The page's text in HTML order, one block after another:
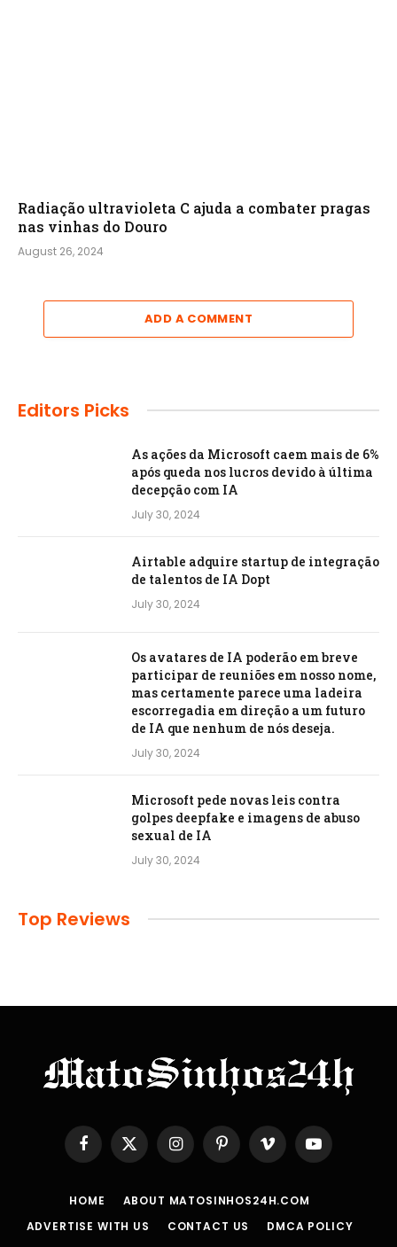
Radiação ultravioleta C ajuda a combater pragas
nas vinhas do Douro
August 26, 2024
ADD A COMMENT
Editors Picks
As ações da Microsoft caem mais de 6%
após queda nos lucros devido à última
decepção com IA
July 30, 2024
Airtable adquire startup de integração
de talentos de IA Dopt
July 30, 2024
Os avatares de IA poderão em breve
participar de reuniões em nosso nome,
mas certamente parece uma ladeira
escorregadia em direção a um futuro
de IA que nenhum de nós deseja.
July 30, 2024
Microsoft pede novas leis contra
golpes deepfake e imagens de abuso
sexual de IA
July 30, 2024
Top Reviews
Facebook
X
(Twitter)
InstagramPinterestVimeo YouTube
HOME
ABOUT MATOSINHOS24H.COM
ADVERTISE WITH US
CONTACT US
DMCA POLICY